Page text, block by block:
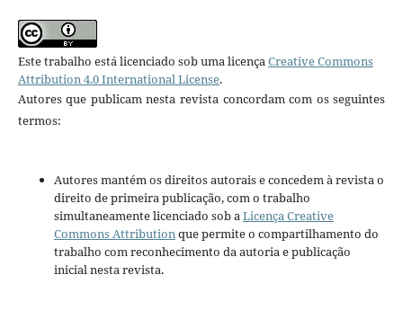
Este trabalho está licenciado sob uma licençaCreative Commons
Attribution 4.0 International License.
Autores que publicam nesta revista concordam com os seguintes
termos:
Autores mantém os direitos autorais e concedem à revista o
direito de primeira publicação, com o trabalho
simultaneamente licenciado sob aLicença Creative
Commons Attributionque permite o compartilhamento do
trabalho com reconhecimento da autoria e publicação
inicial nesta revista.